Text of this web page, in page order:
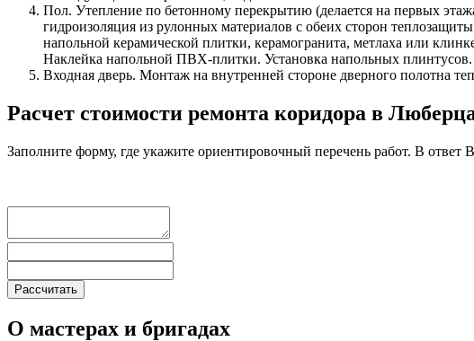
Пол. Утепление по бетонному перекрытию (делается на первых
гидроизоляция из рулонных материалов с обеих сторон
напольной керамической плитки, керамогранита, метлаха или
Наклейка напольной ПВХ-плитки. Установка напольных плинтусов.
Входная дверь. Монтаж на внутренней стороне дверного полотна
Расчет стоимости ремонта коридора в
Заполните форму, где укажите ориентировочный перечень работ. В
О мастерах и бригадах